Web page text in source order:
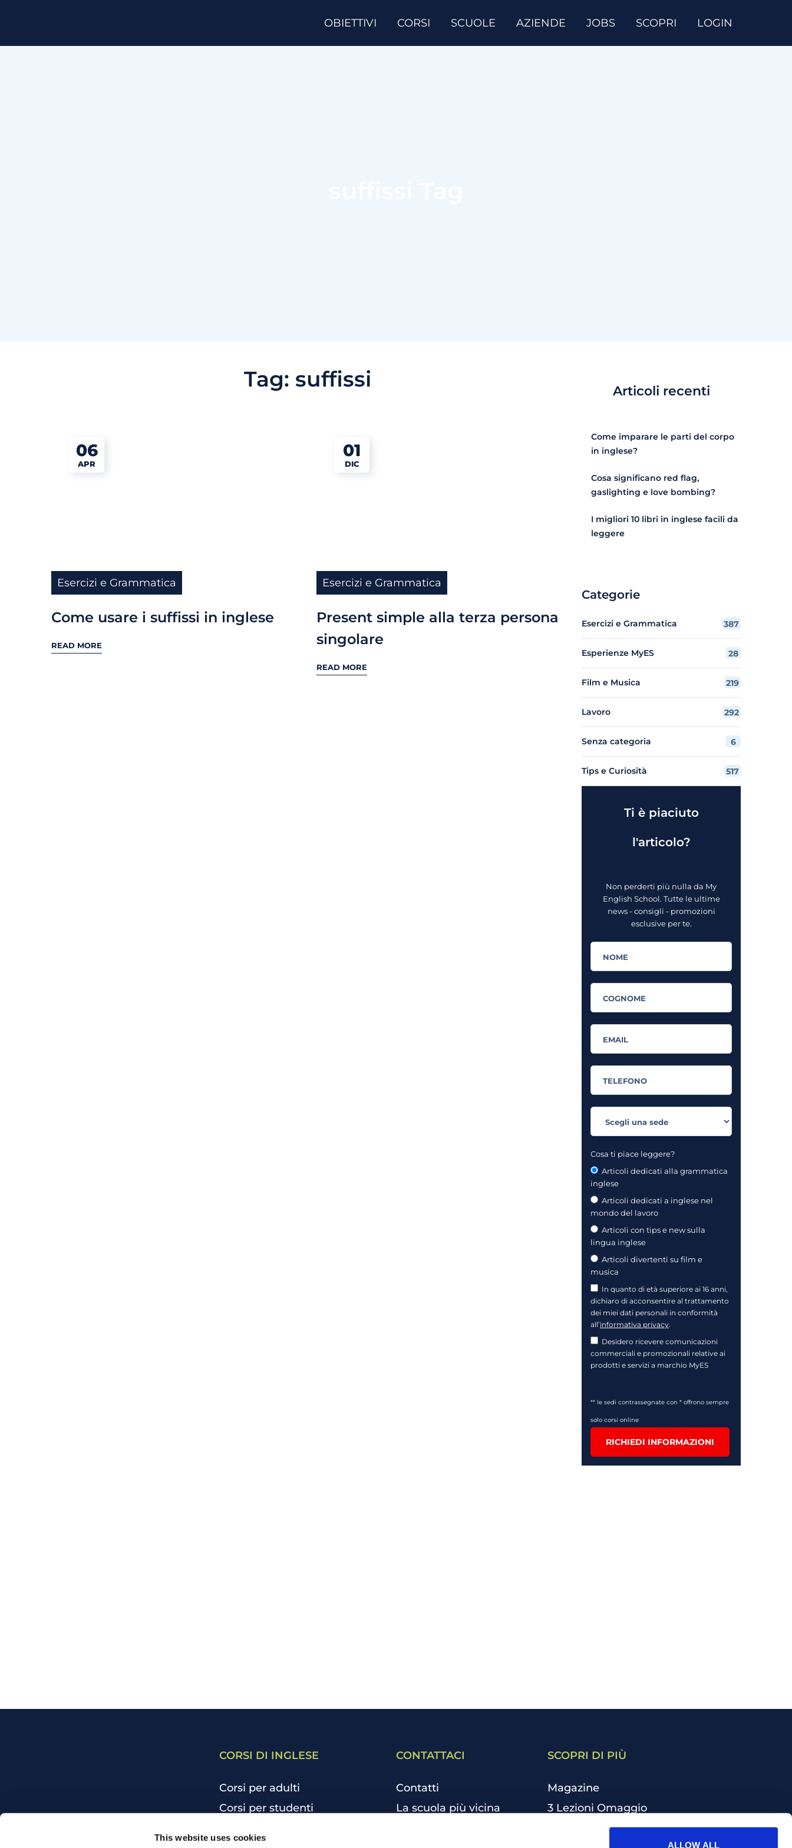
This website uses cookies
ALLOW ALL
OBIETTIVI CORSI SCUOLE AZIENDE JOBS SCOPRI LOGIN
Tag: suffissi
06
APR
Esercizi e Grammatica
Come usare i suffissi in inglese
READ MORE
01
DIC
Esercizi e Grammatica
Present simple alla terza persona
singolare
READ MORE
Articoli recenti
Come imparare le parti del corpo
in inglese?
Cosa significano red flag,
gaslighting e love bombing?
I migliori 10 libri in inglese facili da
leggere
Categorie
Esercizi e Grammatica 387
Esperienze MyES 28
Film e Musica 219
Lavoro 292
Senza categoria 6
Tips e Curiosità 517
Ti è piaciuto
l'articolo?
Non perderti più nulla da My
English School. Tutte le ultime
news - consigli - promozioni
esclusive per te.
Cosa ti piace leggere?
Articoli dedicati alla grammatica
inglese
Articoli dedicati a inglese nel
mondo del lavoro
Articoli con tips e new sulla
lingua inglese
Articoli divertenti su film e
musica
In quanto di età superiore ai 16 anni,
dichiaro di acconsentire al trattamento
dei miei dati personali in conformità
all’informativa privacy.
Desidero ricevere comunicazioni
commerciali e promozionali relative ai
prodotti e servizi a marchio MyES
** le sedi contrassegnate con * offrono sempre
solo corsi online
RICHIEDI INFORMAZIONI
CORSI DI INGLESE
Corsi per adulti
Corsi per studenti
CONTATTACI
Contatti
La scuola più vicina
SCOPRI DI PIÙ
Magazine
3 Lezioni Omaggio